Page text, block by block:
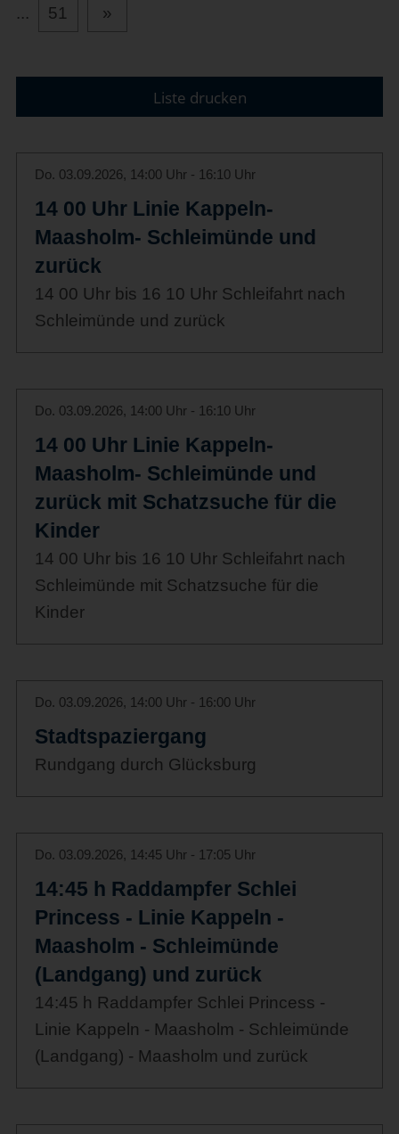
... 51 »
Liste drucken
Do. 03.09.2026, 14:00 Uhr - 16:10 Uhr
14 00 Uhr Linie Kappeln-
Maasholm- Schleimünde und
zurück
14 00 Uhr bis 16 10 Uhr Schleifahrt nach
Schleimünde und zurück
Do. 03.09.2026, 14:00 Uhr - 16:10 Uhr
14 00 Uhr Linie Kappeln-
Maasholm- Schleimünde und
zurück mit Schatzsuche für die
Kinder
14 00 Uhr bis 16 10 Uhr Schleifahrt nach
Schleimünde mit Schatzsuche für die
Kinder
Do. 03.09.2026, 14:00 Uhr - 16:00 Uhr
Stadtspaziergang
Rundgang durch Glücksburg
Do. 03.09.2026, 14:45 Uhr - 17:05 Uhr
14:45 h Raddampfer Schlei
Princess - Linie Kappeln -
Maasholm - Schleimünde
(Landgang) und zurück
14:45 h Raddampfer Schlei Princess -
Linie Kappeln - Maasholm - Schleimünde
(Landgang) - Maasholm und zurück